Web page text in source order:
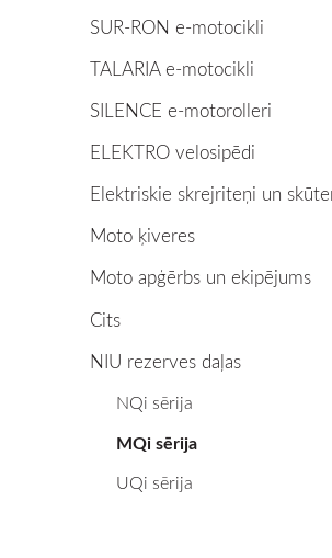
SUR-RON e-motocikli
TALARIA e-motocikli
SILENCE e-motorolleri
ELEKTRO velosipēdi
Elektriskie skrejriteņi un
Moto ķiveres
Moto apģērbs un ekipējums
Cits
NIU rezerves daļas
NQi sērija
MQi sērija
UQi sērija